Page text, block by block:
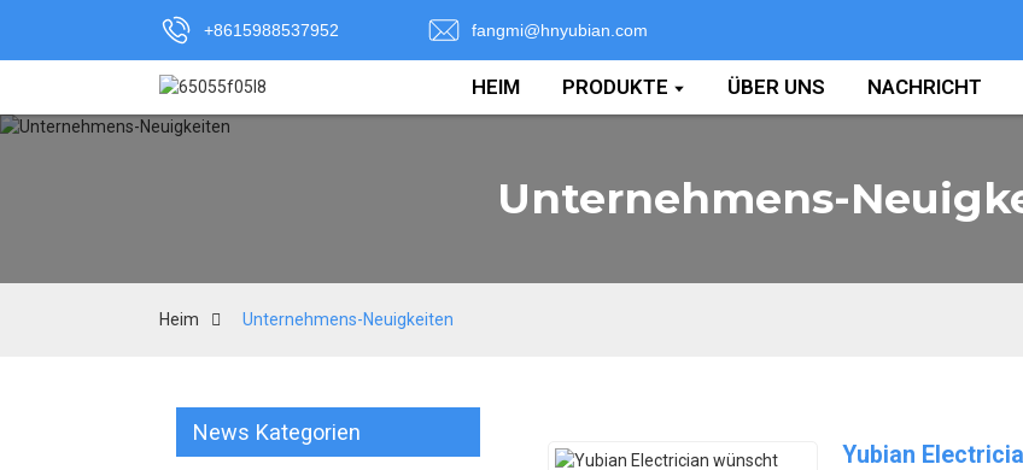
+8615988537952 fangmi@hnyubian.com
HEIM PRODUKTE ÜBER UNS NACHRICHT
Unternehmens-
Heim Unternehmens-Neuigkeiten
News Kategorien
Yubian